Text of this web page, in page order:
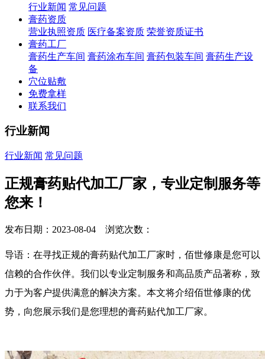
行业新闻 常见问题
膏药资质
营业执照资质 医疗备案资质 荣誉资质证书
膏药工厂
膏药生产车间 膏药涂布车间 膏药包装车间 膏药生产设
备
穴位贴敷
免费拿样
联系我们
行业新闻
行业新闻 常见问题
正规膏药贴代加工厂家，专业定制服务等
您来！
发布日期：2023-08-04 浏览次数：
导语：在寻找正规的膏药贴代加工厂家时，佰世修康是您可以
信赖的合作伙伴。我们以专业定制服务和高品质产品著称，致
力于为客户提供满意的解决方案。本文将介绍佰世修康的优
势，向您展示我们是您理想的膏药贴代加工厂家。